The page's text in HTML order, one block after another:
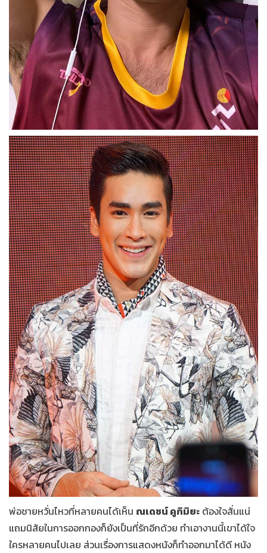
พ่อชายหวั่นไหวที่หลายคนได้เห็น ณเดชน์ คูกิมิยะ ต้องใจสั่นแน่
แถมนิสัยในการออกกองก็ยังเป็นที่รักอีกด้วย ทำเอางานนี้เขาได้ใจ
ใครหลายคนไปเลย ส่วนเรื่องการแสดงหนังก็ทำออกมาได้ดี หนัง